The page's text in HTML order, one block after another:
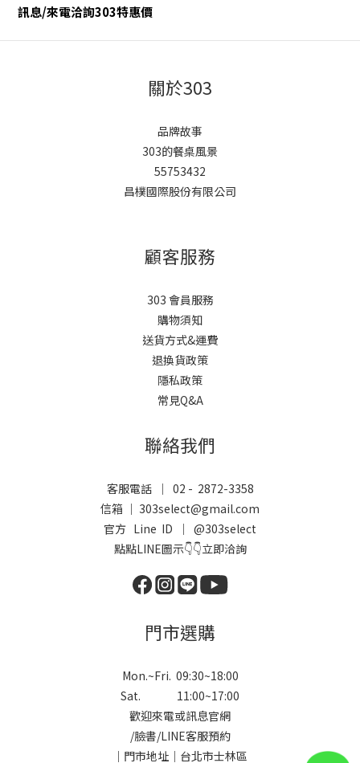
訊息/來電洽詢303特惠價
關於303
品牌故事
303的餐桌風景
55753432
昌樸國際股份有限公司
顧客服務
303 會員服務
購物須知
送貨方式&運費
退換貨政策
隱私政策
常見Q&A
聯絡我們
客服電話 ｜ 02 - 2872-3358
信箱 ｜ 303select@gmail.com
官方 Line ID ｜ @303select
點點LINE圖示👇👇立即洽詢
門市選購
Mon.~Fri. 09:30~18:00
Sat. 11:00~17:00
歡迎來電或訊息官網
/臉書/LINE客服預約
｜門市地址｜台北市士林區